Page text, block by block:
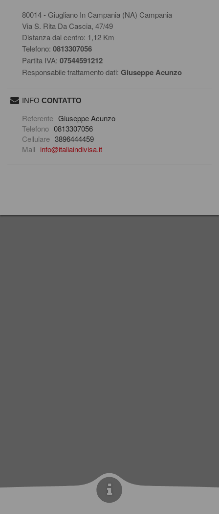
80014 - Giugliano In Campania (NA) Campania
Via S. Rita Da Cascia, 47/49
Distanza dal centro: 1,12 Km
Telefono: 0813307056
Partita IVA: 07544591212
Responsabile trattamento dati: Giuseppe Acunzo
INFO CONTATTO
Referente Giuseppe Acunzo
Telefono 0813307056
Cellulare 3896444459
Mail info@italiaindivisa.it